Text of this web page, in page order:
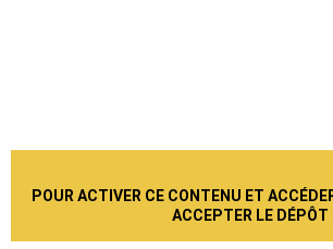
POUR ACTIVER CE CONTENU ET
ACCEPTER LE DÉPÔT